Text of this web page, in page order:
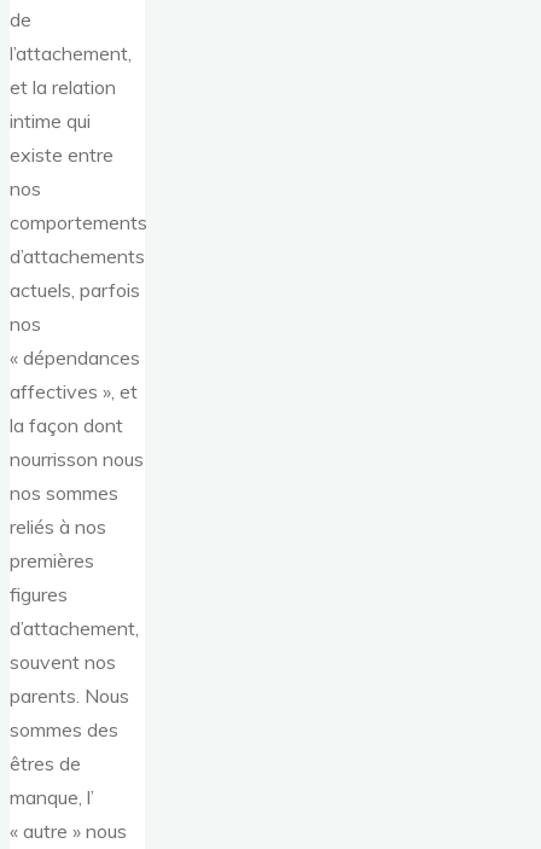
de
l’attachement,
et la relation
intime qui
existe entre
nos
comportements
d’attachements
actuels, parfois
nos
« dépendances
affectives », et
la façon dont
nourrisson nous
nos sommes
reliés à nos
premières
figures
d’attachement,
souvent nos
parents. Nous
sommes des
êtres de
manque, l’
« autre » nous